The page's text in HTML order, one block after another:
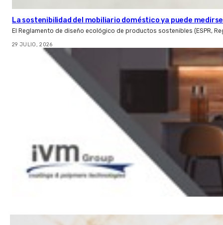
La sostenibilidad del mobiliario doméstico ya puede
El Reglamento de diseño ecológico de productos sostenibles (ESPR,
29 JULIO, 2026